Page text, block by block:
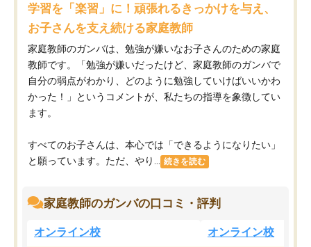
学習を「楽習」に！頑張れるきっかけを与え、
お子さんを支え続ける家庭教師
家庭教師のガンバは、勉強が嫌いなお子さんのための家庭
教師です。「勉強が嫌いだったけど、家庭教師のガンバで
自分の弱点がわかり、どのように勉強していけばいいかわ
かった！」というコメントが、私たちの指導を象徴してい
ます。
すべてのお子さんは、本心では「できるようになりたい」
と願っています。ただ、やり...
続きを読む
家庭教師のガンバの口コミ・評判
オンライン校 オンライン校